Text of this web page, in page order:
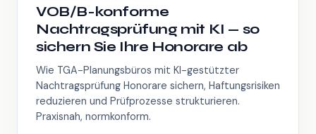
VOB/B-konforme
Nachtragsprüfung mit KI — so
sichern Sie Ihre Honorare ab
Wie TGA-Planungsbüros mit KI-gestützter
Nachtragsprüfung Honorare sichern, Haftungsrisiken
reduzieren und Prüfprozesse strukturieren.
Praxisnah, normkonform.